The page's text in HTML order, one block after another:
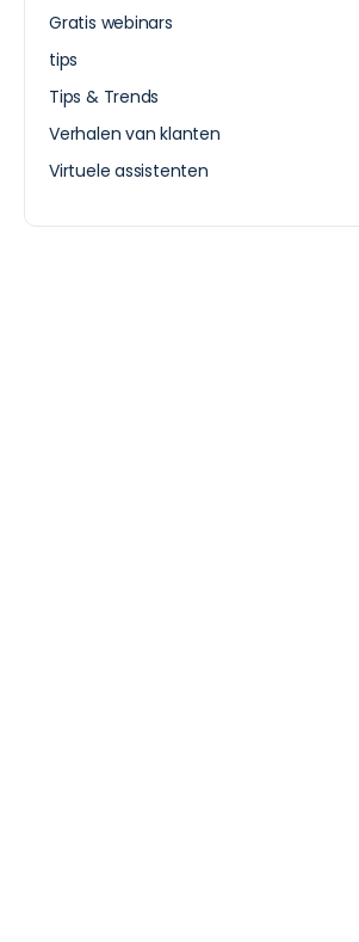
Gratis webinars
tips
Tips & Trends
Verhalen van klanten
Virtuele assistenten